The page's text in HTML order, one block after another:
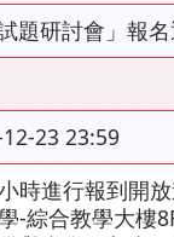
題研討會」報
23 23:59
時進行報到開
-綜合教學大樓